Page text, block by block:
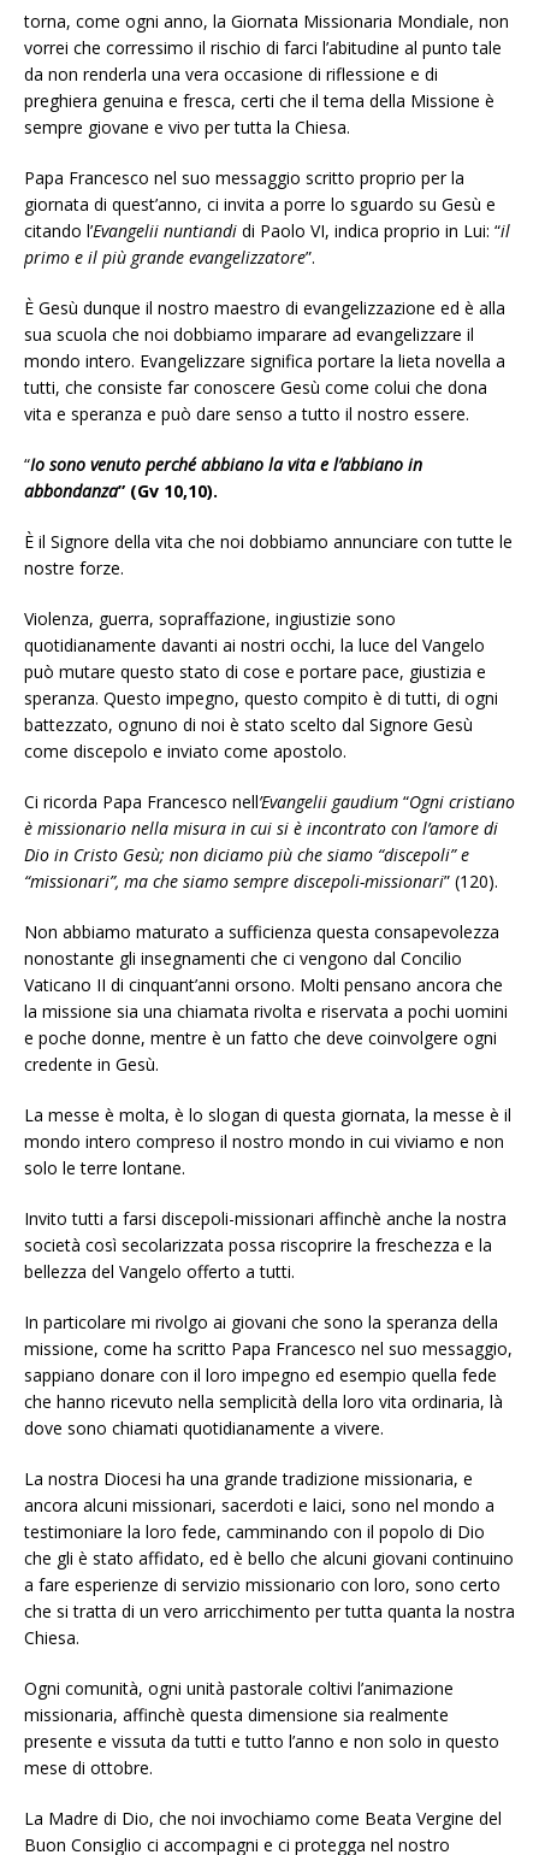
torna, come ogni anno, la Giornata Missionaria Mondiale, non
vorrei che corressimo il rischio di farci l’abitudine al punto tale
da non renderla una vera occasione di riflessione e di
preghiera genuina e fresca, certi che il tema della Missione è
sempre giovane e vivo per tutta la Chiesa.
Papa Francesco nel suo messaggio scritto proprio per la
giornata di quest’anno, ci invita a porre lo sguardo su Gesù e
citando l’Evangelii nuntiandi di Paolo VI, indica proprio in Lui: “il
primo e il più grande evangelizzatore”.
È Gesù dunque il nostro maestro di evangelizzazione ed è alla
sua scuola che noi dobbiamo imparare ad evangelizzare il
mondo intero. Evangelizzare significa portare la lieta novella a
tutti, che consiste far conoscere Gesù come colui che dona
vita e speranza e può dare senso a tutto il nostro essere.
“Io sono venuto perché abbiano la vita e l’abbiano in
abbondanza” (Gv 10,10).
È il Signore della vita che noi dobbiamo annunciare con tutte le
nostre forze.
Violenza, guerra, sopraffazione, ingiustizie sono
quotidianamente davanti ai nostri occhi, la luce del Vangelo
può mutare questo stato di cose e portare pace, giustizia e
speranza. Questo impegno, questo compito è di tutti, di ogni
battezzato, ognuno di noi è stato scelto dal Signore Gesù
come discepolo e inviato come apostolo.
Ci ricorda Papa Francesco nell’Evangelii gaudium “Ogni cristiano
è missionario nella misura in cui si è incontrato con l’amore di
Dio in Cristo Gesù; non diciamo più che siamo “discepoli” e
“missionari”, ma che siamo sempre discepoli-missionari” (120).
Non abbiamo maturato a sufficienza questa consapevolezza
nonostante gli insegnamenti che ci vengono dal Concilio
Vaticano II di cinquant’anni orsono. Molti pensano ancora che
la missione sia una chiamata rivolta e riservata a pochi uomini
e poche donne, mentre è un fatto che deve coinvolgere ogni
credente in Gesù.
La messe è molta, è lo slogan di questa giornata, la messe è il
mondo intero compreso il nostro mondo in cui viviamo e non
solo le terre lontane.
Invito tutti a farsi discepoli-missionari affinchè anche la nostra
società così secolarizzata possa riscoprire la freschezza e la
bellezza del Vangelo offerto a tutti.
In particolare mi rivolgo ai giovani che sono la speranza della
missione, come ha scritto Papa Francesco nel suo messaggio,
sappiano donare con il loro impegno ed esempio quella fede
che hanno ricevuto nella semplicità della loro vita ordinaria, là
dove sono chiamati quotidianamente a vivere.
La nostra Diocesi ha una grande tradizione missionaria, e
ancora alcuni missionari, sacerdoti e laici, sono nel mondo a
testimoniare la loro fede, camminando con il popolo di Dio
che gli è stato affidato, ed è bello che alcuni giovani continuino
a fare esperienze di servizio missionario con loro, sono certo
che si tratta di un vero arricchimento per tutta quanta la nostra
Chiesa.
Ogni comunità, ogni unità pastorale coltivi l’animazione
missionaria, affinchè questa dimensione sia realmente
presente e vissuta da tutti e tutto l’anno e non solo in questo
mese di ottobre.
La Madre di Dio, che noi invochiamo come Beata Vergine del
Buon Consiglio ci accompagni e ci protegga nel nostro